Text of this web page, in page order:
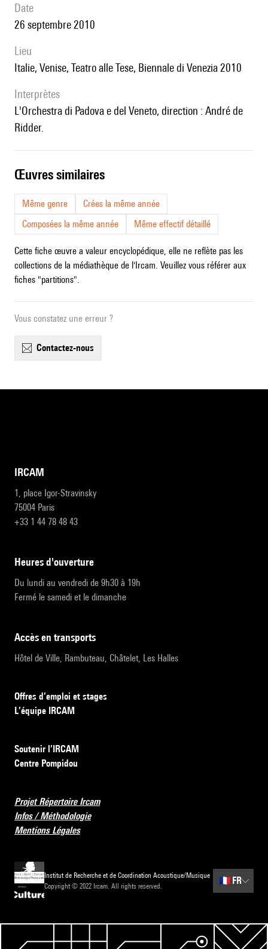
date
26 septembre 2010
lieu
Italie, Venise, Teatro alle Tese, Biennale di Venezia 2010
interprètes
l'Orchestra di Padova e del Veneto, direction : André de
Ridder.
œuvres similaires
Même genre
Crées la même année
Composées la même année
Même effectif détaillé
Cette fiche œuvre a valeur encyclopédique, elle ne reflète pas les
collections de la médiathèque de l'Ircam. Veuillez vous référer aux
fiches "partitions".
Vous constatez une erreur ?
contactez-nous
IRCAM
1, place Igor-Stravinsky
75004 Paris
+33 1 44 78 48 43
heures d'ouverture
Du lundi au vendredi de 9h30 à 19h
Fermé le samedi et le dimanche
accès en transports
Hôtel de Ville, Rambuteau, Châtelet, Les Halles
Offres d’emploi et stages
L’équipe IRCAM
Soutenir l’IRCAM
Centre Pompidou
Projet Répertoire Ircam
Infos / Méthodologie
Mentions Légales
Institut de Recherche et de Coordination Acoustique/Musique
Copyright © 2022 Ircam. All rights reserved.
🇫🇷 FR